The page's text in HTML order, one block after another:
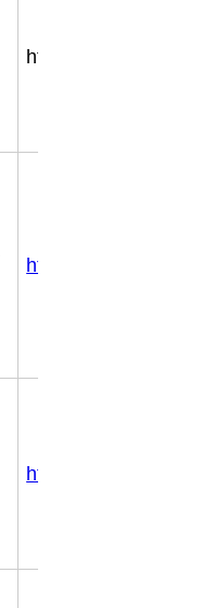
https://poe.com
https://
https://you.com